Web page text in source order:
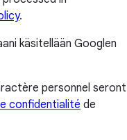
.
käsitellään Googlen
personnel seront
confidentialité de